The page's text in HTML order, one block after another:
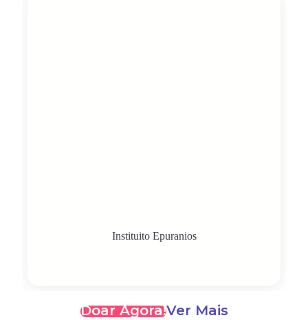
Instituito Epuranios
Doar Agora!Ver Mais